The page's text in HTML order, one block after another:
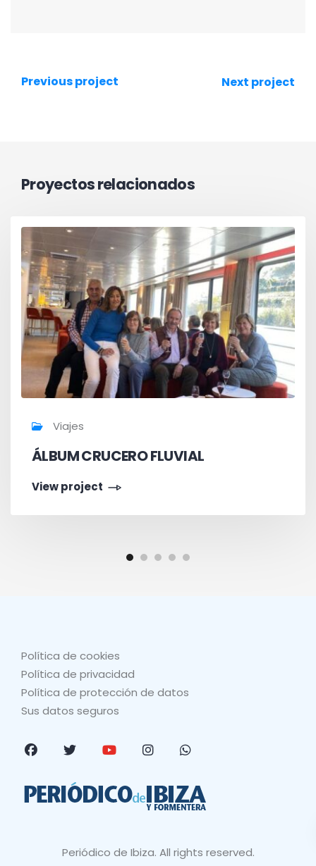
Previous project Next project
Proyectos relacionados
Viajes
ÁLBUM CRUCERO FLUVIAL
View project
Política de cookies
Política de privacidad
Política de protección de datos
Sus datos seguros
Periódico de Ibiza. All rights reserved.